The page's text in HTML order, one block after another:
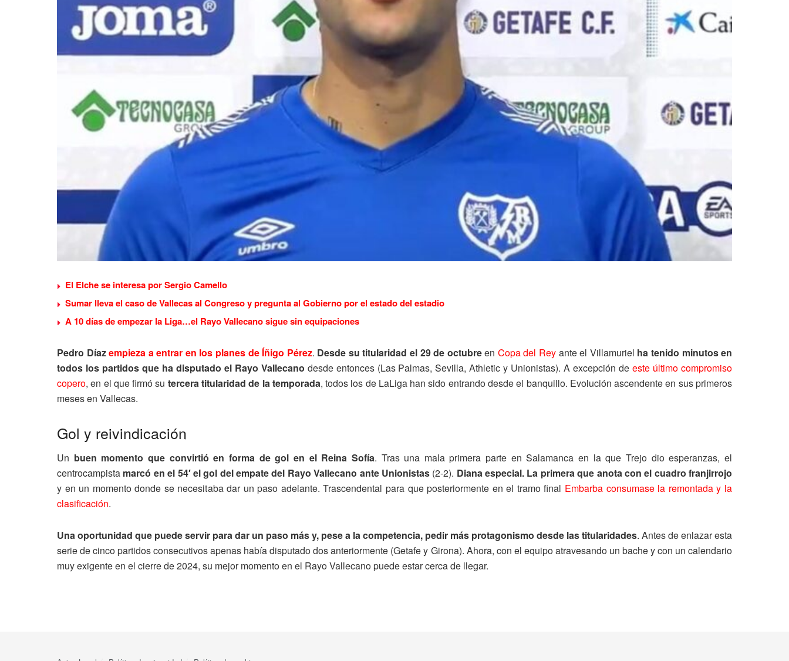
El Elche se interesa por Sergio Camello
Sumar lleva el caso de Vallecas al Congreso y pregunta al Gobierno por el estado del estadio
A 10 días de empezar la Liga…el Rayo Vallecano sigue sin equipaciones
Pedro Díazempieza a entrar en los planes de Íñigo Pérez. Desde su titularidad el 29 de octubreen Copa del Rey ante el Villamuriel ha tenido minutos en
todos los partidos que ha disputado el Rayo Vallecano desde entonces (Las Palmas, Sevilla, Athletic y Unionistas). A excepción deeste último compromiso
copero, en el que firmó su tercera titularidad de la temporada, todos los de LaLiga han sido entrando desde el banquillo. Evolución ascendente en sus primeros
meses en Vallecas.
Gol y reivindicación
Un buen momento que convirtió en forma de gol en el Reina Sofía. Tras una mala primera parte en Salamanca en la que Trejo dio esperanzas, el
centrocampista marcó en el 54′ el gol del empate del Rayo Vallecano ante Unionistas (2-2). Diana especial. La primera que anota con el cuadro franjirrojo
y en un momento donde se necesitaba dar un paso adelante. Trascendental para que posteriormente en el tramo final Embarba consumase la remontada y la
clasificación.
Una oportunidad que puede servir para dar un paso más y, pese a la competencia, pedir más protagonismo desde las titularidades. Antes de enlazar esta
serie de cinco partidos consecutivos apenas había disputado dos anteriormente (Getafe y Girona). Ahora, con el equipo atravesando un bache y con un calendario
muy exigente en el cierre de 2024, su mejor momento en el Rayo Vallecano puede estar cerca de llegar.